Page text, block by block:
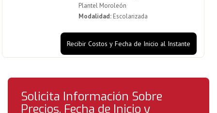
Plantel Moroleón
Modalidad:Escolarizada
Recibir Costos y Fecha de Inicio al Instante
Solicita Información Sobre
Precios, Fecha de Inicio y